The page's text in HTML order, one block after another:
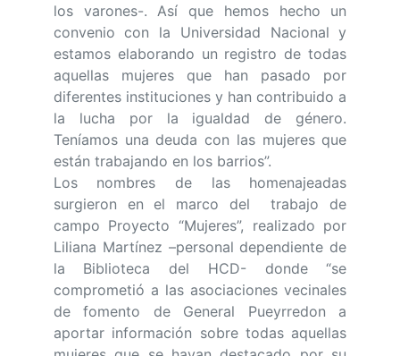
los varones-. Así que hemos hecho un
convenio con la Universidad Nacional y
estamos elaborando un registro de todas
aquellas mujeres que han pasado por
diferentes instituciones y han contribuido a
la lucha por la igualdad de género.
Teníamos una deuda con las mujeres que
están trabajando en los barrios”.
Los nombres de las homenajeadas
surgieron en el marco del trabajo de
campo Proyecto “Mujeres”, realizado por
Liliana Martínez –personal dependiente de
la Biblioteca del HCD- donde “se
comprometió a las asociaciones vecinales
de fomento de General Pueyrredon a
aportar información sobre todas aquellas